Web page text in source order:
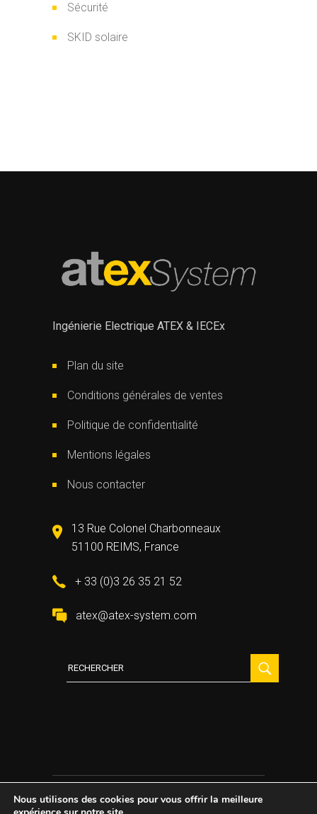
Sécurité
SKID solaire
Ingénierie Electrique ATEX & IECEx
Plan du site
Conditions générales de ventes
Politique de confidentialité
Mentions légales
Nous contacter
13 Rue Colonel Charbonneaux
51100 REIMS, France
+ 33 (0)3 26 35 21 52
atex@atex-system.com
2021 All Rights Reserved ©Atex System
Nous utilisons des cookies pour vous offrir la meilleure